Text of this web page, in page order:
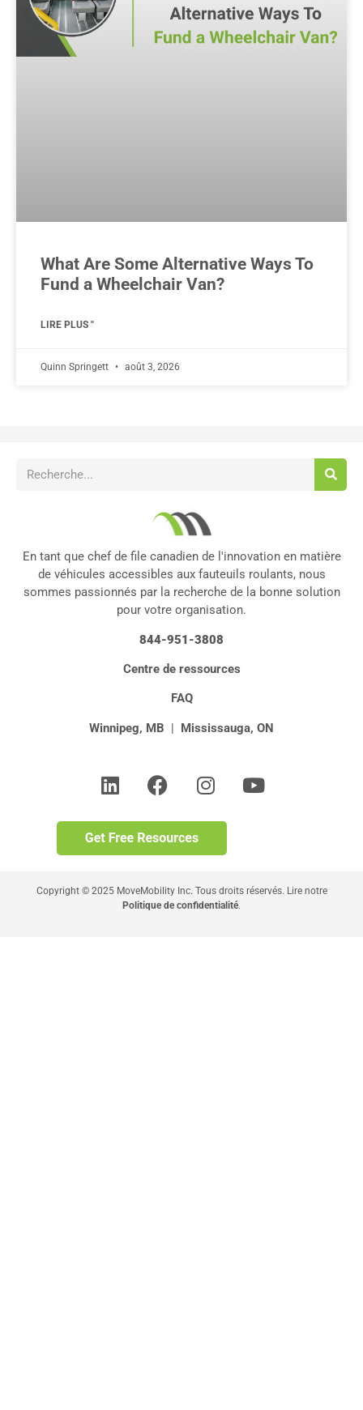
What Are Some Alternative Ways To
Fund a Wheelchair Van?
LIRE PLUS "
Quinn Springett août 3, 2026
En tant que chef de file canadien de l'innovation en matière
de véhicules accessibles aux fauteuils roulants, nous
sommes passionnés par la recherche de la bonne solution
pour votre organisation.
844-951-3808
Centre de ressources
FAQ
Winnipeg, MB | Mississauga, ON
Copyright © 2025 MoveMobility Inc. Tous droits réservés. Lire notre
Politique de confidentialité.